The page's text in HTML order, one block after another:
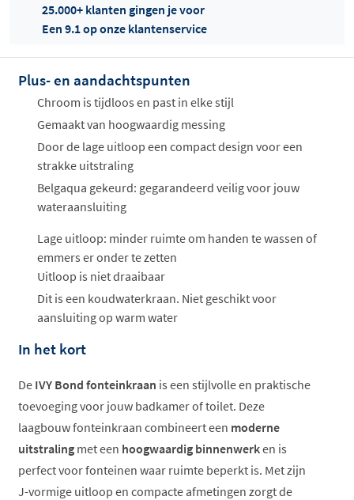
Offertes
25.000+ klanten gingen je voor
Een 9.1 op onze klantenservice
Plus- en aandachtspunten
Chroom is tijdloos en past in elke stijl
Gemaakt van hoogwaardig messing
Door de lage uitloop een compact design voor een
strakke uitstraling
Belgaqua gekeurd: gegarandeerd veilig voor jouw
wateraansluiting
Lage uitloop: minder ruimte om handen te wassen of
emmers er onder te zetten
Uitloop is niet draaibaar
Dit is een koudwaterkraan. Niet geschikt voor
aansluiting op warm water
In het kort
De IVY Bond fonteinkraan is een stijlvolle en praktische
toevoeging voor jouw badkamer of toilet. Deze
laagbouw fonteinkraan combineert een moderne
uitstraling met een hoogwaardig binnenwerken is
perfect voor fonteinen waar ruimte beperkt is. Met zijn
J-vormige uitloop en compacte afmetingen zorgt de